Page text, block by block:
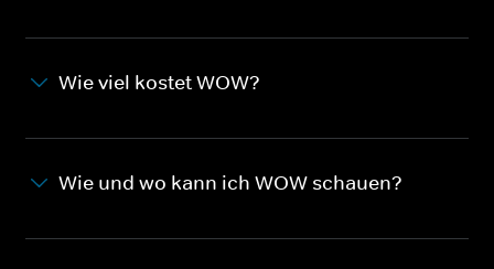
Wie viel kostet WOW?
Wie und wo kann ich WOW schauen?